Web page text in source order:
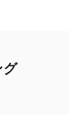
グ